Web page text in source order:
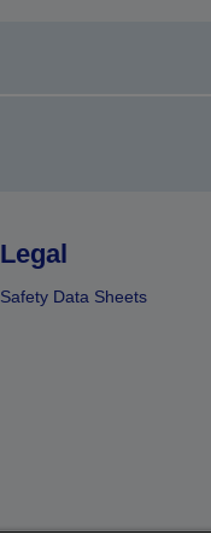
Legal
Safety Data Sheets